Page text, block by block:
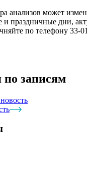
анализов может
и праздничные дни,
по телефону 33-
записям